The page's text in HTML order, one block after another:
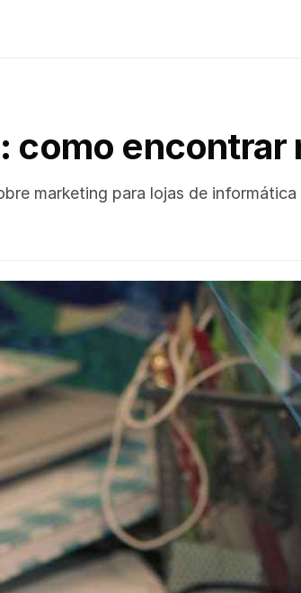
como encontrar
marketing para lojas de